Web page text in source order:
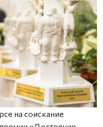
на соискание